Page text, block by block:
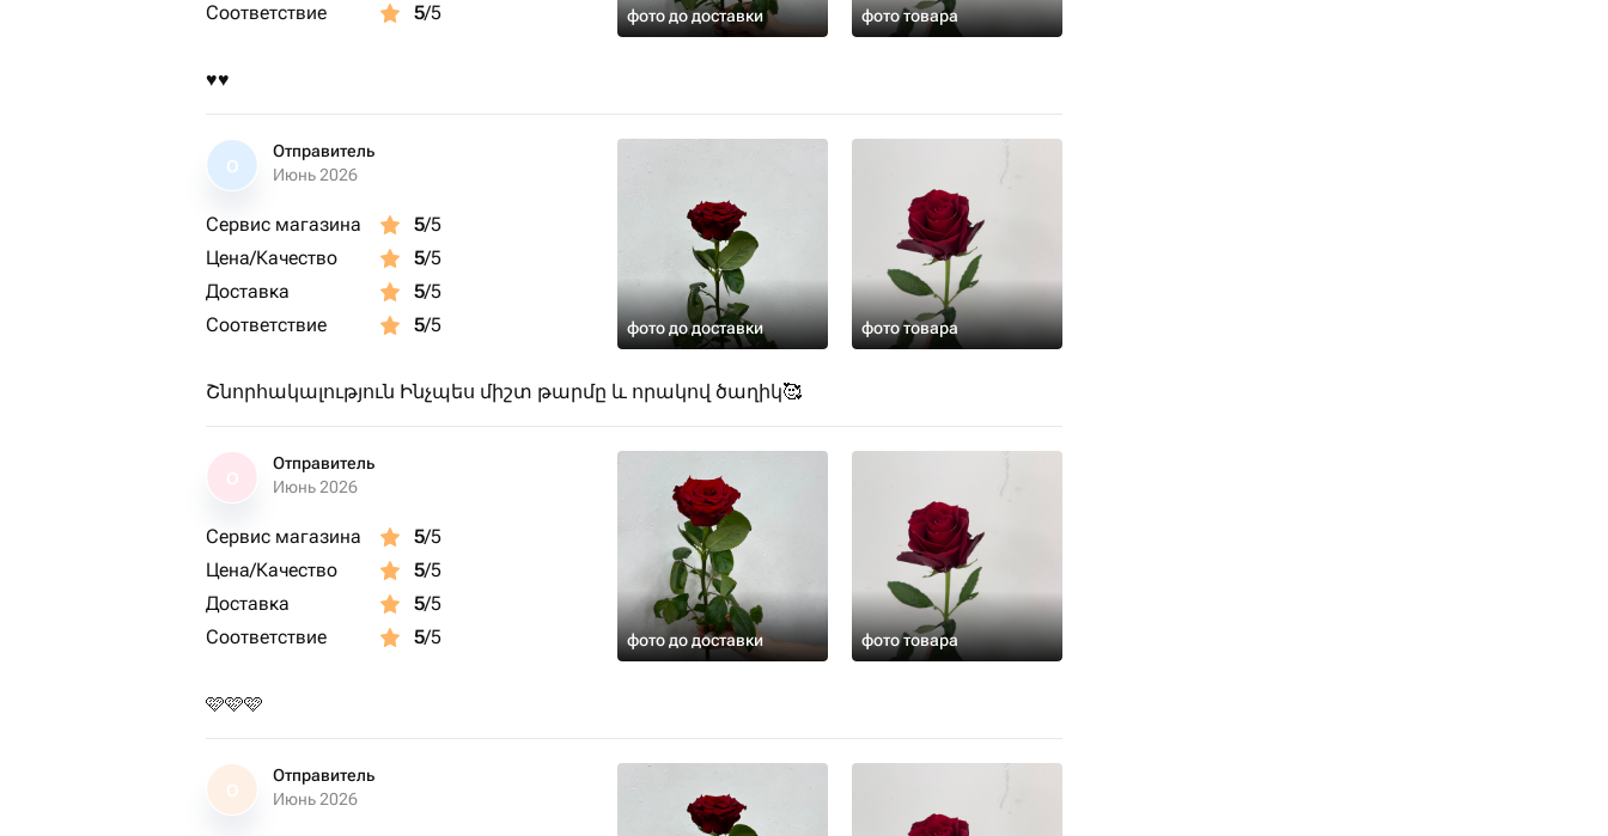
Соответствие
5/5 фото до доставки фото товара
♥️♥️
О
Отправитель
Июнь 2026
Сервис магазина 5/5
Цена/Качество
5/5
Доставка
5/5
Соответствие
5/5 фото до доставки фото товара
Շնորհակալություն Ինչպես միշտ թարմը և որակով ծաղիկ🥰
Отправитель
Июнь 2026
Сервис магазина 5/5
Цена/Качество
5/5
Доставка
5/5
Соответствие
5/5 фото до доставки фото товара
🩷🩷🩷
О
Отправитель
Июнь 2026